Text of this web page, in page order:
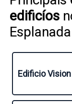
edificíos
Esplanada
Edificio